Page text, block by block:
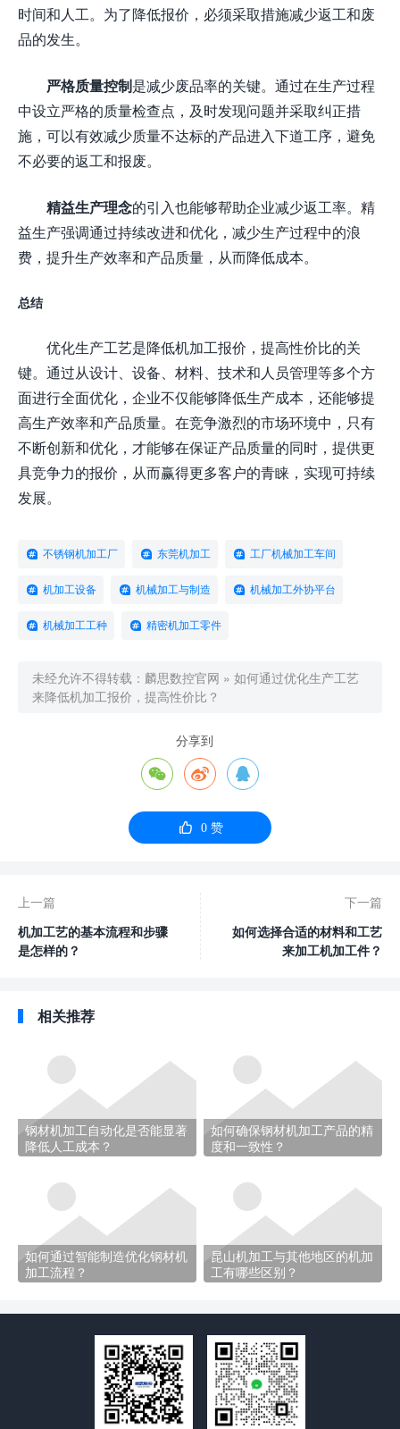
时间和人工。为了降低报价，必须采取措施减少返工和废
品的发生。
严格质量控制是减少废品率的关键。通过在生产过程
中设立严格的质量检查点，及时发现问题并采取纠正措
施，可以有效减少质量不达标的产品进入下道工序，避免
不必要的返工和报废。
精益生产理念的引入也能够帮助企业减少返工率。精
益生产强调通过持续改进和优化，减少生产过程中的浪
费，提升生产效率和产品质量，从而降低成本。
总结
优化生产工艺是降低机加工报价，提高性价比的关
键。通过从设计、设备、材料、技术和人员管理等多个方
面进行全面优化，企业不仅能够降低生产成本，还能够提
高生产效率和产品质量。在竞争激烈的市场环境中，只有
不断创新和优化，才能够在保证产品质量的同时，提供更
具竞争力的报价，从而赢得更多客户的青睐，实现可持续
发展。
不锈钢机加工厂 东莞机加工 工厂机械加工车间
机加工设备 机械加工与制造 机械加工外协平台
机械加工工种 精密机加工零件
未经允许不得转载： 麟思数控官网 » 如何通过优化生产工艺
来降低机加工报价，提高性价比？
分享到
  
 0赞
上一篇
机加工艺的基本流程和步骤
是怎样的？
下一篇
如何选择合适的材料和工艺
来加工机加工件？
相关推荐
钢材机加工自动化是否能显著
降低人工成本？
如何确保钢材机加工产品的精
度和一致性？
如何通过智能制造优化钢材机
加工流程？
昆山机加工与其他地区的机加
工有哪些区别？